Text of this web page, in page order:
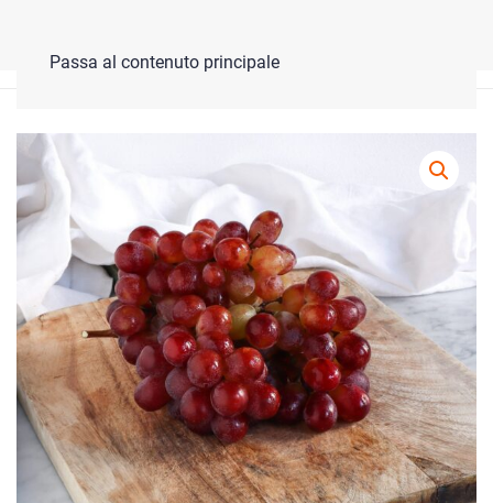
Passa al contenuto principale